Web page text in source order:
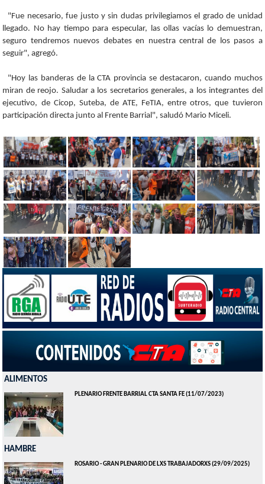
"Fue necesario, fue justo y sin dudas privilegiamos el grado de unidad
llegado. No hay tiempo para especular, las ollas vacías lo demuestran,
seguro tendremos nuevos debates en nuestra central de los pasos a
seguir", agregó.
"Hoy las banderas de la CTA provincia se destacaron, cuando muchos
miran de reojo. Saludar a los secretarios generales, a los integrantes del
ejecutivo, de Cicop, Suteba, de ATE, FeTIA, entre otros, que tuvieron
participación directa junto al Frente Barrial", saludó Mario Miceli.
ALIMENTOS
PLENARIO FRENTE BARRIAL CTA SANTA FE(11/07/2023)
HAMBRE
ROSARIO - GRAN PLENARIO DE LXS TRABAJADORXS(29/09/2025)